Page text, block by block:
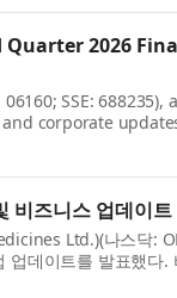
Quarter 2026
SSE:
corporate
and CEO,
비즈니스 업데이
Ltd.)(나스닥:
업데이트를 발표했다.
이번 2분기 강력한 실